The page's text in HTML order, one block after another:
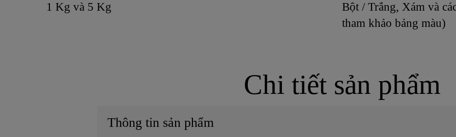
1 Kg và 5 Kg
Bột / Trắng, Xám và
tham khảo bảng màu)
Chi tiết sản phẩm
Thông tin sản phẩm